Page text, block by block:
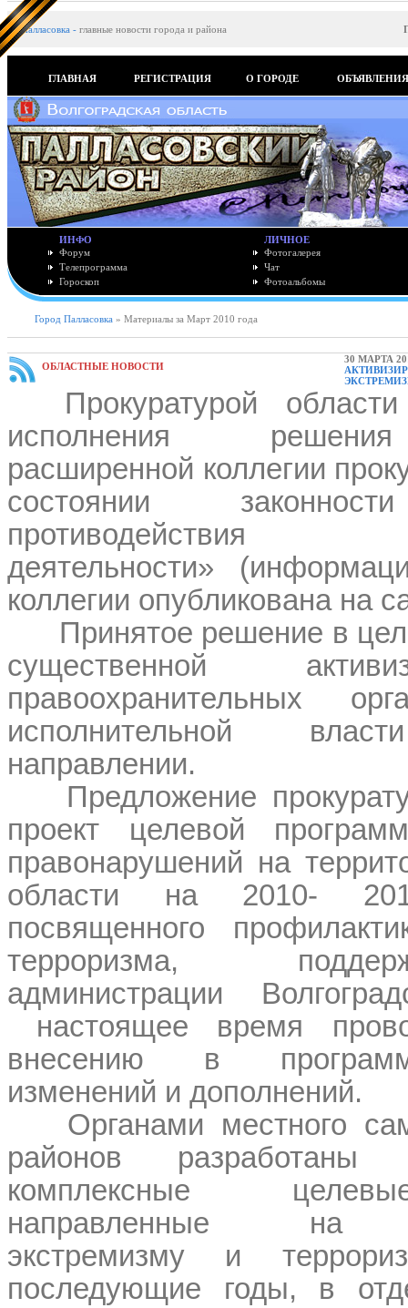
Палласовка - главные новости города и района
ГЛАВНАЯ РЕГИСТРАЦИЯ О ГОРОДЕ ОБЪЯВЛЕНИЯ
ИНФО
Форум
Телепрограмма
Гороскоп
ЛИЧНОЕ
Фотогалерея
Чат
Фотоальбомы
Город Палласовка » Материалы за Март 2010 года
ОБЛАСТНЫЕ НОВОСТИ
30 МАРТА
Прокуратурой
исполнения
расширенной коллегии
состоянии
противодействия
деятельности»
коллегии опубликована на
Принятое решение в
существенной
правоохранительных
исполнительной
направлении.
Предложение
проект целевой
правонарушений на
области на 2010-
посвященного
терроризма,
администрации
настоящее время
внесению в
изменений и дополнений.
Органами местного
районов разработаны
комплексные
направленные на
экстремизму и
последующие годы, в